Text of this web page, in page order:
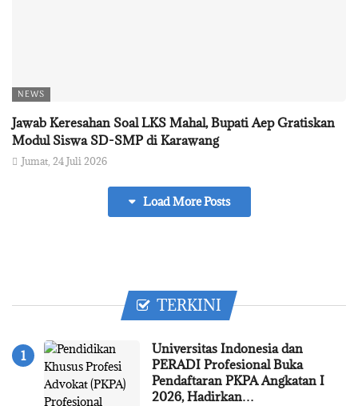
NEWS
Jawab Keresahan Soal LKS Mahal, Bupati Aep Gratiskan
Modul Siswa SD-SMP di Karawang
Jumat, 24 Juli 2026
Load More Posts
TERKINI
Universitas Indonesia dan
PERADI Profesional Buka
Pendaftaran PKPA Angkatan I
2026, Hadirkan…